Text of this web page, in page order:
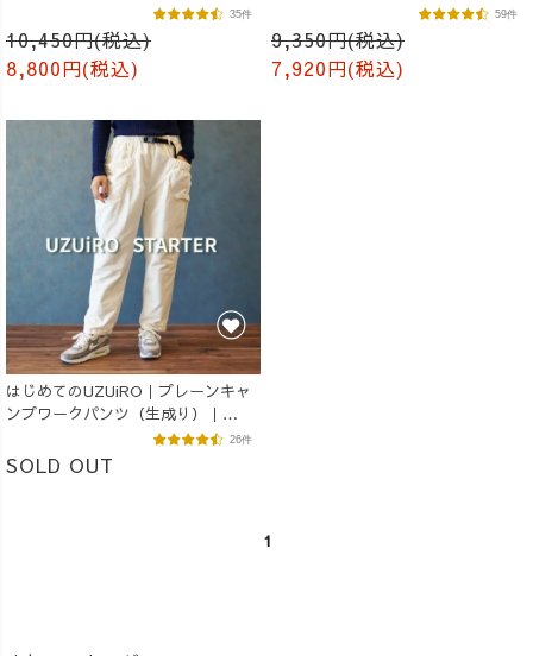
10,450円(税込)
8,800円(税込)
35件
9,350円(税込)
7,920円(税込)
59件
はじめてのUZUiRO｜プレーンキャ
ンプワークパンツ（生成り）｜
SOLD OUT
26件
1